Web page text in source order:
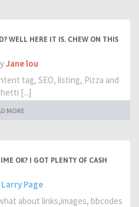
WELL HERE IT IS. CHEW ON THIS
Jane lou
tag, SEO, listing, Pizza and
[...]
MORE
OK? I GOT PLENTY OF CASH
Larry Page
about links,images, bbcodes